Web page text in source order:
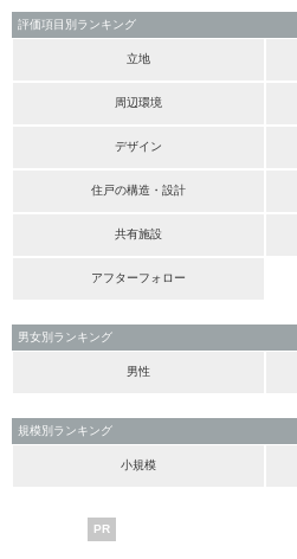
評価項目別ランキング
立地
周辺環境
デザイン
住戸の構造・設計
共有施設
アフターフォロー
男女別ランキング
男性
規模別ランキング
小規模
PR